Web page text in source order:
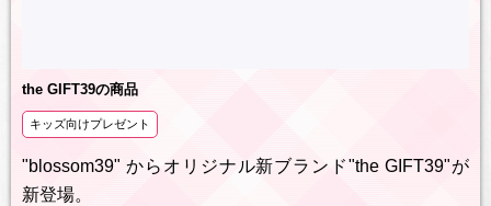
the GIFT39の商品
キッズ向けプレゼント
"blossom39" からオリジナル新ブランド"the GIFT39"が
新登場。